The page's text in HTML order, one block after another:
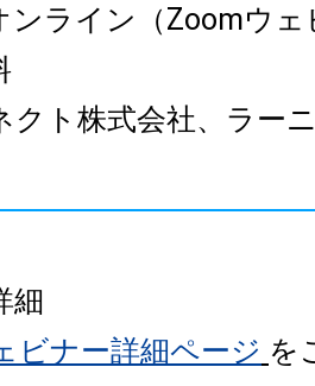
ンライン（Zoomウェ
クト株式会社、ラー
細
ビナー詳細ページ を